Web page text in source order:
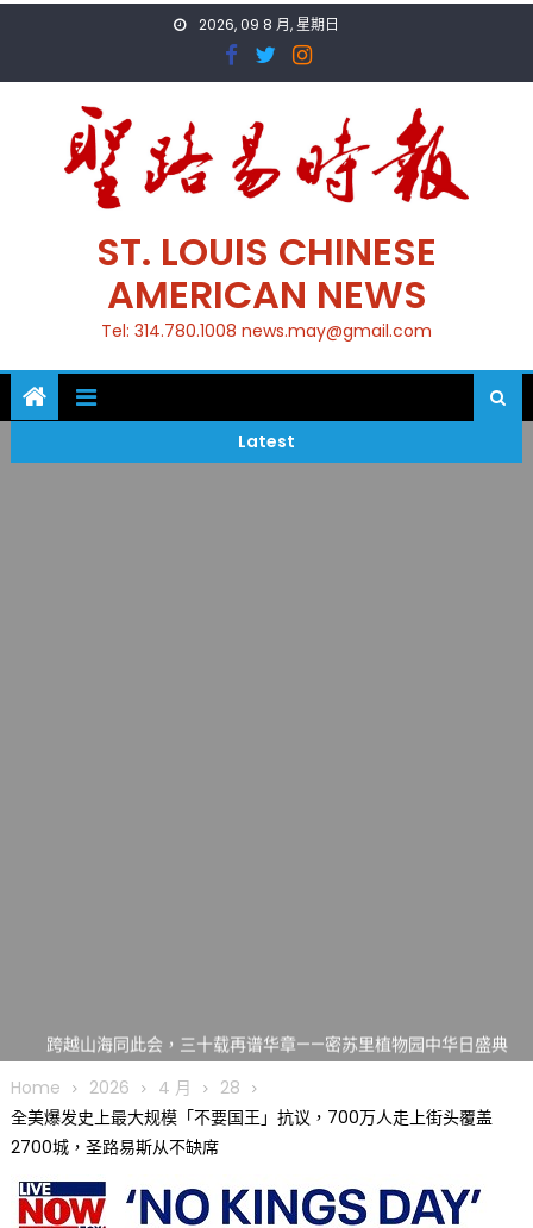
2026, 09 8 月, 星期日
ST. LOUIS CHINESE
AMERICAN NEWS
Tel: 314.780.1008 news.may@gmail.com
Latest
跨越山海同此会，三十载再谱华章——密苏里植物园中华日盛典
圆满举行
圣路易龙舟俱乐部5月16日龙舟体验日 邀请各界亲身体验划行乐
趣 + 水上竞速魅力
三十二载跨越时空的相逢
执掌密苏里植物园近四十年 致力推动全球植物多样性研究与中美
合作 Peter Raven 博士逝世 享年89岁
Home 2026 4 月
28
全美爆发史上最大规模「不要国王」抗议，700万人走上街头覆盖
2700城，圣路易斯从不缺席